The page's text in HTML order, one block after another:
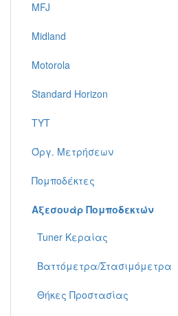
MFJ
Midland
Motorola
Standard Horizon
TYT
Όργ. Μετρήσεων
Πομποδέκτες
Αξεσουάρ Πομποδεκτών
Tuner Κεραίας
Βαττόμετρα/Στασιμόμετρα
Θήκες Προστασίας